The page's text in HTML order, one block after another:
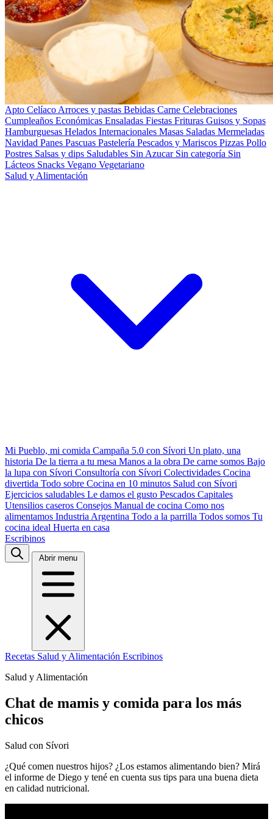
Apto Celíaco Arroces y pastas Bebidas Carne Celebraciones
Cumpleaños Económicas Ensaladas Fiestas Frituras Guisos y Sopas
Hamburguesas Helados Internacionales Masas Saladas Mermeladas
Navidad Panes Pascuas Pastelería Pescados y Mariscos Pizzas Pollo
Postres Salsas y dips Saludables Sin Azucar Sin categoría Sin
Lácteos Snacks Vegano Vegetariano
Salud y Alimentación
Mi Pueblo, mi comida Campaña 5.0 con Sívori Un plato, una
historia De la tierra a tu mesa Manos a la obra De carne somos Bajo
la lupa con Sívori Consultoría con Sívori Colectividades Cocina
divertida Todo sobre Cocina en 10 minutos Salud con Sívori
Ejercicios saludables Le damos el gusto Pescados Capitales
Utensilios caseros Consejos Manual de cocina Como nos
alimentamos Industria Argentina Todo a la parrilla Todos somos Tu
cocina ideal Huerta en casa
Escribinos
Abrir menu
Recetas Salud y Alimentación Escribinos
Salud y Alimentación
Chat de mamis y comida para los más
chicos
Salud con Sívori
¿Qué comen nuestros hijos? ¿Los estamos alimentando bien? Mirá
el informe de Diego y tené en cuenta sus tips para una buena dieta
en calidad nutricional.